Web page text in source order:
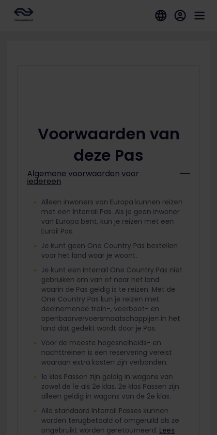
Voorwaarden van
deze Pas
Algemene voorwaarden voor
iedereen
Alleen inwoners van Europa kunnen reizen
met een Interrail Pas. Als je geen inwoner
van Europa bent, kun je reizen met een
Eurail Pas.
Je kunt geen One Country Pas bestellen
voor het land waar je woont.
Je kunt een Interrail One Country Pas niet
gebruiken om van of naar het land
waarin de Pas geldig is te reizen. Met de
One Country Pas kun je reizen met
deelnemende trein-, veerboot- en
openbaarvervoersmaatschappijen in het
land dat gedekt wordt door je Pas.
Voor de meeste hogesnelheids- en
nachttreinen is een reservering vereist
waaraan extra kosten zijn verbonden.
1e klas Passen zijn geldig in wagons van
zowel de 1e als 2e klas. 2e klas Passen zijn
alleen geldig in wagons van de 2e klas.
Alle standaard Interrail Passes kunnen
worden terugbetaald of omgeruild als ze
ongebruikt worden geretourneerd. Lees